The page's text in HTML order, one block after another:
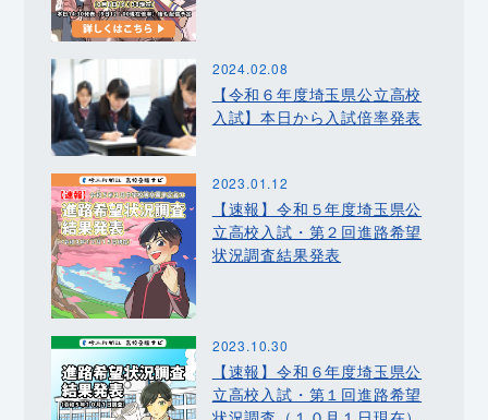
2024.02.08
【令和６年度埼玉県公立高校
入試】本日から入試倍率発表
2023.01.12
【速報】令和５年度埼玉県公
立高校入試・第２回進路希望
状況調査結果発表
2023.10.30
【速報】令和６年度埼玉県公
立高校入試・第１回進路希望